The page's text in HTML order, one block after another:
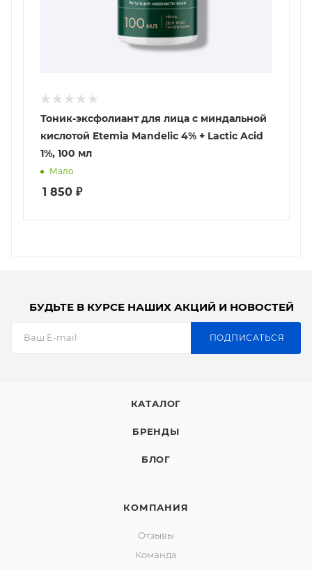
Тоник-эксфолиант для лица с миндальной
кислотой Etemia Mandelic 4% + Lactic Acid
1%, 100 мл
Мало
1 850 ₽
БУДЬТЕ В КУРСЕ НАШИХ АКЦИЙ И НОВОСТЕЙ
ПОДПИСАТЬСЯ
КАТАЛОГ
БРЕНДЫ
БЛОГ
КОМПАНИЯ
Отзывы
Команда